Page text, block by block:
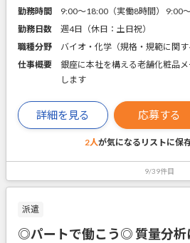
勤務時間
9:00～18:00（実働8時間） 9:00
勤務日数
週4日（休日：土日祝）
職種分野
バイオ・化学（規格・規範に関す
仕事概要
銀座に本社を構える老舗化粧品
します
詳細を見る 応募する
2人が気になるリストに保
9/39件目
派遣
◎パートで働こう◎ 質量分析